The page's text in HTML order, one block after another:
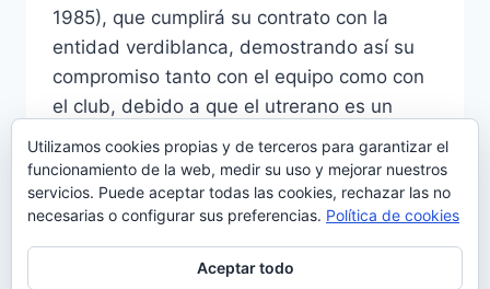
1985), que cumplirá su contrato con la
entidad verdiblanca, demostrando así su
compromiso tanto con el equipo como con
el club, debido a que el utrerano es un
jugador…
LEER MÁS MIGUEL
VÁZQUEZ,
2º
CAPITÁN
Utilizamos cookies propias y de terceros para garantizar el
funcionamiento de la web, medir su uso y mejorar nuestros
servicios. Puede aceptar todas las cookies, rechazar las no
necesarias o configurar sus preferencias. Política de cookies
Aceptar todo